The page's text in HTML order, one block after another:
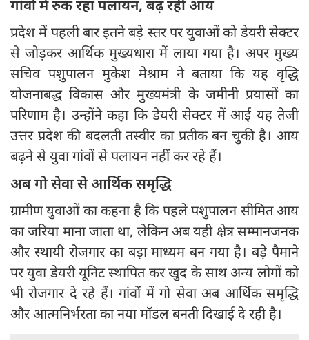
गांवों में रुक रहा पलायन, बढ़ रही आय
प्रदेश में पहली बार इतने बड़े स्तर पर युवाओं को डेयरी सेक्टर
से जोड़कर आर्थिक मुख्यधारा में लाया गया है। अपर मुख्य
सचिव पशुपालन मुकेश मेश्राम ने बताया कि यह वृद्धि
योजनाबद्ध विकास और मुख्यमंत्री के जमीनी प्रयासों का
परिणाम है। उन्होंने कहा कि डेयरी सेक्टर में आई यह तेजी
उत्तर प्रदेश की बदलती तस्वीर का प्रतीक बन चुकी है। आय
बढ़ने से युवा गांवों से पलायन नहीं कर रहे हैं।
अब गो सेवा से आर्थिक समृद्धि
ग्रामीण युवाओं का कहना है कि पहले पशुपालन सीमित आय
का जरिया माना जाता था, लेकिन अब यही क्षेत्र सम्मानजनक
और स्थायी रोजगार का बड़ा माध्यम बन गया है। बड़े पैमाने
पर युवा डेयरी यूनिट स्थापित कर खुद के साथ अन्य लोगों को
भी रोजगार दे रहे हैं। गांवों में गो सेवा अब आर्थिक समृद्धि
और आत्मनिर्भरता का नया मॉडल बनती दिखाई दे रही है।